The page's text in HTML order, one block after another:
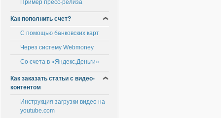
Пример пресс-релиза
Как пополнить счет?
С помощью банковских карт
Через систему Webmoney
Со счета в «Яндекс.Деньги»
Как заказать статьи с видео-
контентом
Инструкция загрузки видео на
youtube.com